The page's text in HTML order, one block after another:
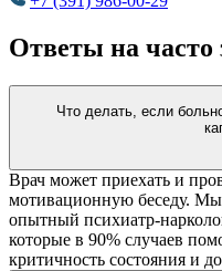
Ответы на часто
Что делать, если
Врач может приехать и
мотивационную беседу.
опытный психиатр-
которые в 90% случаев
критичность состояния и